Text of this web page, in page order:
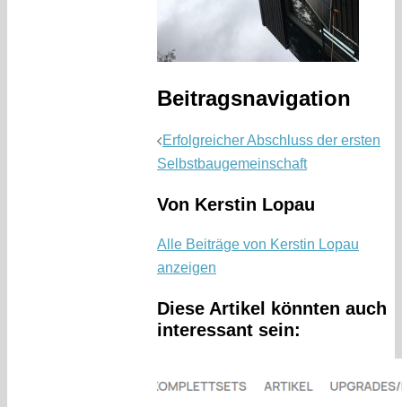
Beitragsnavigation
Erfolgreicher Abschluss der ersten
Selbstbaugemeinschaft
Von Kerstin Lopau
Alle Beiträge von Kerstin Lopau
anzeigen
Diese Artikel könnten auch
interessant sein: